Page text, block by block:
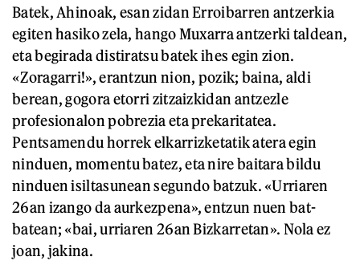
Batek, Ahinoak, esan zidan Erroibarren antzerkia
egiten hasiko zela, hango Muxarra antzerki taldean,
eta begirada distiratsu batek ihes egin zion.
«Zoragarri!», erantzun nion, pozik; baina, aldi
berean, gogora etorri zitzaizkidan antzezle
profesionalon pobrezia eta prekaritatea.
Pentsamendu horrek elkarrizketatik atera egin
ninduen, momentu batez, eta nire baitara bildu
ninduen isiltasunean segundo batzuk. «Urriaren
26an izango da aurkezpena», entzun nuen bat-
batean; «bai, urriaren 26an Bizkarretan». Nola ez
joan, jakina.